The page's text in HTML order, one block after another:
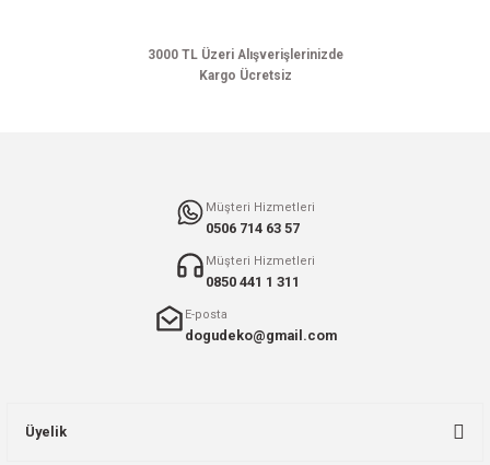
3000 TL Üzeri Alışverişlerinizde
Kargo Ücretsiz
Müşteri Hizmetleri
0506 714 63 57
Müşteri Hizmetleri
0850 441 1 311
E-posta
dogudeko@gmail.com
Üyelik